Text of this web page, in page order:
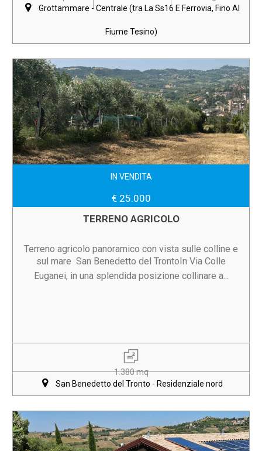
Grottammare - Centrale (tra La Ss16 E Ferrovia, Fino Al
Fiume Tesino)
IN VENDITA
€ 25.000
TERRENO AGRICOLO
Terreno agricolo panoramico con vista sulle colline e
sul mare  San Benedetto del TrontoIn Via Colle
Euganei, in una splendida posizione collinare a...
1.380 mq
San Benedetto del Tronto - Residenziale nord